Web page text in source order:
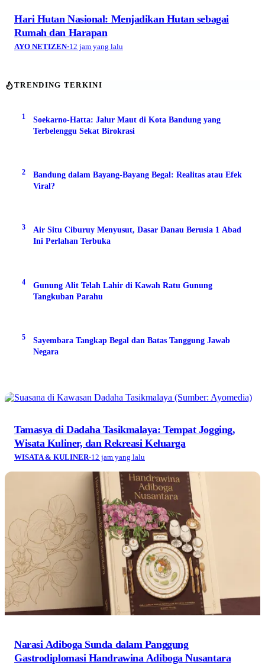
Hari Hutan Nasional: Menjadikan Hutan sebagai
Rumah dan Harapan
AYO NETIZEN·12 jam yang lalu
TRENDING TERKINI
1
Soekarno-Hatta: Jalur Maut di Kota Bandung yang
Terbelenggu Sekat Birokrasi
2
Bandung dalam Bayang-Bayang Begal: Realitas atau Efek
Viral?
3
Air Situ Ciburuy Menyusut, Dasar Danau Berusia 1 Abad
Ini Perlahan Terbuka
4
Gunung Alit Telah Lahir di Kawah Ratu Gunung
Tangkuban Parahu
5
Sayembara Tangkap Begal dan Batas Tanggung Jawab
Negara
Tamasya di Dadaha Tasikmalaya: Tempat Jogging,
Wisata Kuliner, dan Rekreasi Keluarga
WISATA & KULINER·12 jam yang lalu
Narasi Adiboga Sunda dalam Panggung
Gastrodiplomasi Handrawina Adiboga Nusantara